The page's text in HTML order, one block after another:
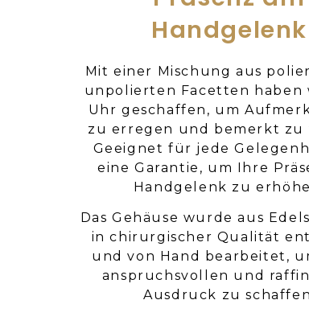
Handgelenk
Mit einer Mischung aus
unpolierten Facetten haben
Uhr geschaffen, um
zu erregen und bemerkt zu
Geeignet für jede
eine Garantie, um Ihre
Handgelenk zu
Das Gehäuse wurde aus
in chirurgischer Qualität
und von Hand bearbeitet,
anspruchsvollen und
Ausdruck zu